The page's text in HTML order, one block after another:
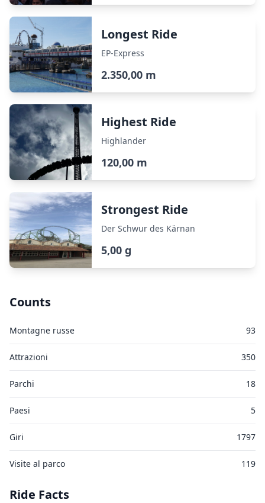
Longest Ride
EP-Express
2.350,00 m
Highest Ride
Highlander
120,00 m
Strongest Ride
Der Schwur des Kärnan
5,00 g
Counts
Montagne russe 93
Attrazioni 350
Parchi 18
Paesi 5
Giri 1797
Visite al parco 119
Ride Facts